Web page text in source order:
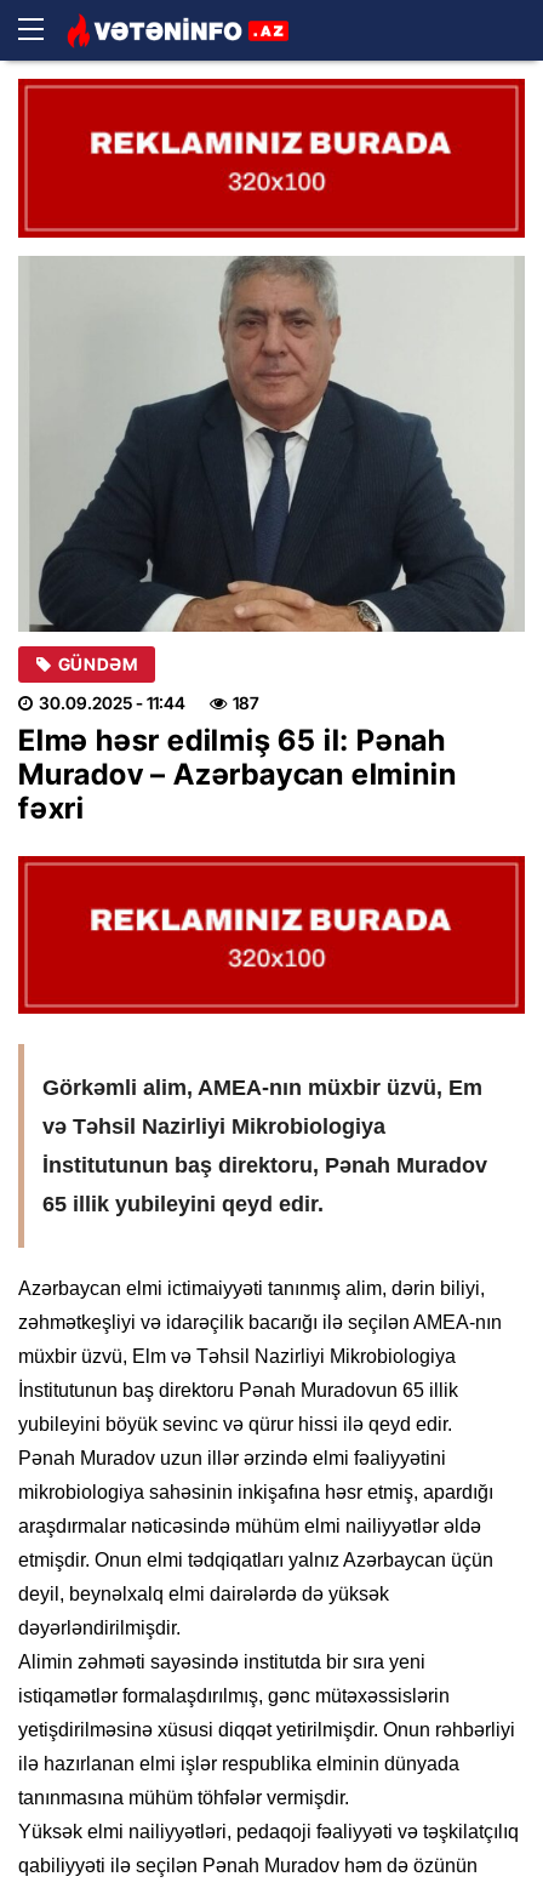
GÜNDƏM
30.09.2025- 11:44 187
Elmə həsr edilmiş 65 il: Pənah
Muradov – Azərbaycan elminin
fəxri
Görkəmli alim, AMEA-nın müxbir üzvü, Em
və Təhsil Nazirliyi Mikrobiologiya
İnstitutunun baş direktoru, Pənah Muradov
65 illik yubileyini qeyd edir.
Azərbaycan elmi ictimaiyyəti tanınmış alim, dərin biliyi,
zəhmətkeşliyi və idarəçilik bacarığı ilə seçilən AMEA-nın
müxbir üzvü, Elm və Təhsil Nazirliyi Mikrobiologiya
İnstitutunun baş direktoru Pənah Muradovun 65 illik
yubileyini böyük sevinc və qürur hissi ilə qeyd edir.
Pənah Muradov uzun illər ərzində elmi fəaliyyətini
mikrobiologiya sahəsinin inkişafına həsr etmiş, apardığı
araşdırmalar nəticəsində mühüm elmi nailiyyətlər əldə
etmişdir. Onun elmi tədqiqatları yalnız Azərbaycan üçün
deyil, beynəlxalq elmi dairələrdə də yüksək
dəyərləndirilmişdir.
Alimin zəhməti sayəsində institutda bir sıra yeni
istiqamətlər formalaşdırılmış, gənc mütəxəssislərin
yetişdirilməsinə xüsusi diqqət yetirilmişdir. Onun rəhbərliyi
ilə hazırlanan elmi işlər respublika elminin dünyada
tanınmasına mühüm töhfələr vermişdir.
Yüksək elmi nailiyyətləri, pedaqoji fəaliyyəti və təşkilatçılıq
qabiliyyəti ilə seçilən Pənah Muradov həm də özünün